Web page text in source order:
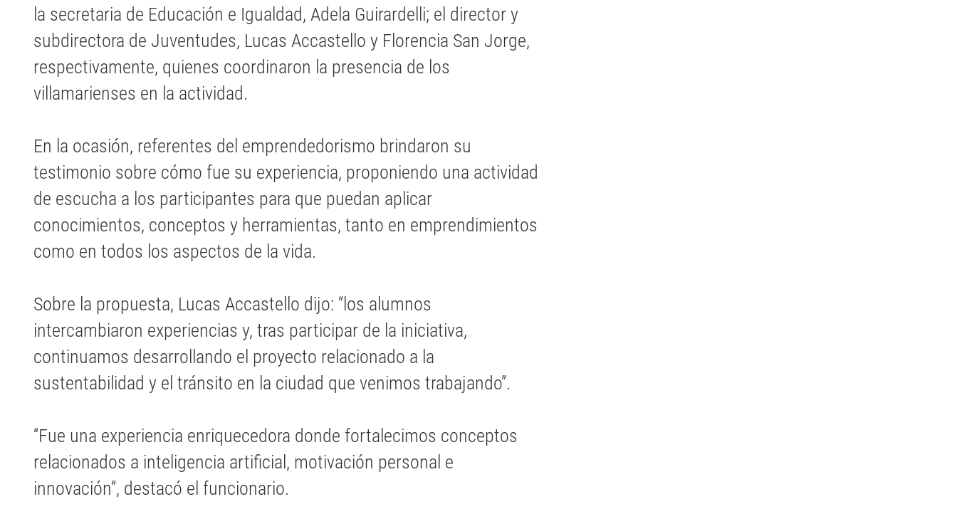
la secretaria de Educación e Igualdad, Adela Guirardelli; el director y
subdirectora de Juventudes, Lucas Accastello y Florencia San Jorge,
respectivamente, quienes coordinaron la presencia de los
villamarienses en la actividad.
En la ocasión, referentes del emprendedorismo brindaron su
testimonio sobre cómo fue su experiencia, proponiendo una actividad
de escucha a los participantes para que puedan aplicar
conocimientos, conceptos y herramientas, tanto en emprendimientos
como en todos los aspectos de la vida.
Sobre la propuesta, Lucas Accastello dijo: “los alumnos
intercambiaron experiencias y, tras participar de la iniciativa,
continuamos desarrollando el proyecto relacionado a la
sustentabilidad y el tránsito en la ciudad que venimos trabajando”.
“Fue una experiencia enriquecedora donde fortalecimos conceptos
relacionados a inteligencia artificial, motivación personal e
innovación”, destacó el funcionario.